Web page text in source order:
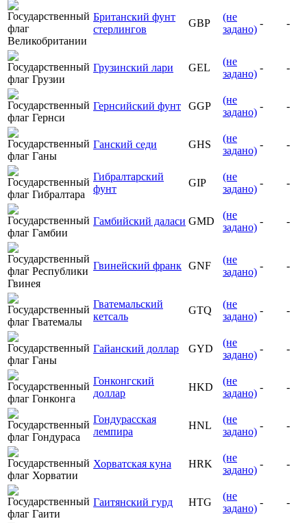
Британский фунт
стерлингов
GBP
(не
задано)
- -
Грузинский лари GEL
(не
задано)
- -
Гернсийский фунт GGP
(не
задано)
- -
Ганский седи GHS
(не
задано)
- -
Гибралтарский
фунт
GIP
(не
задано)
- -
Гамбийский даласи GMD
(не
задано)
- -
Гвинейский франк GNF
(не
задано)
- -
Гватемальский
кетсаль
GTQ
(не
задано)
- -
Гайанский доллар GYD
(не
задано)
- -
Гонконгский
доллар
HKD
(не
задано)
- -
Гондурасская
лемпира
HNL
(не
задано)
- -
Хорватская куна HRK
(не
задано)
- -
Гаитянский гурд HTG
(не
задано)
- -